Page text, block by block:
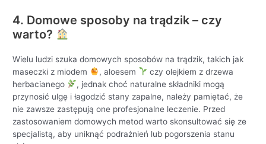
4. Domowe sposoby na trądzik – czy
warto?
Wielu ludzi szuka domowych sposobów na trądzik, takich jak
maseczki z miodem
, aloesem
czy olejkiem z drzewa
herbacianego
, jednak choć naturalne składniki mogą
przynosić ulgę i łagodzić stany zapalne, należy pamiętać, że
nie zawsze zastępują one profesjonalne leczenie. Przed
zastosowaniem domowych metod warto skonsultować się ze
specjalistą, aby uniknąć podrażnień lub pogorszenia stanu